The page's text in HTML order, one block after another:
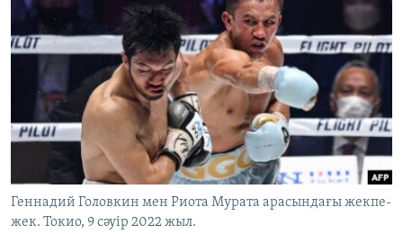
ЖАЗЫЛЫҢЫЗ
Басқа тілдерде
Геннадий Головкин мен Риота Мурата арасындағы жекпе-
жек. Токио, 9 сәуір 2022 жыл.